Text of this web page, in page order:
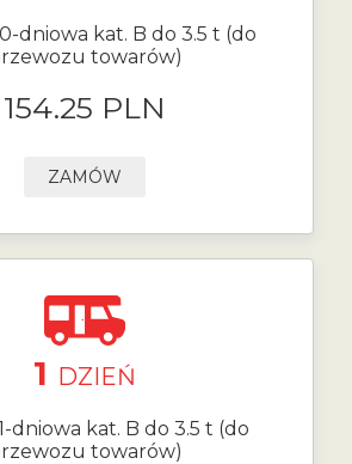
dniowa kat. B do 3.5 t (do
towarów)
154.25 PLN
ZAMÓW
1 DZIEŃ
dniowa kat. B do 3.5 t (do
towarów)